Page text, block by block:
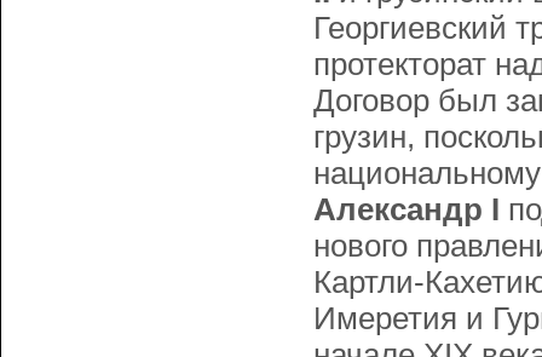
Георгиевский
протекторат
Договор был
грузин,
Александр I
нового
Картли-
Имеретия и